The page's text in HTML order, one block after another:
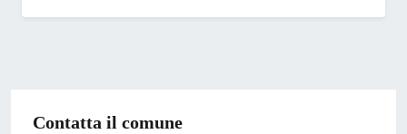
Contatta il comune